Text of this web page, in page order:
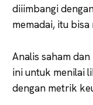
diiimbangi
memadai, itu
Analis saham
ini untuk menilai
dengan metrik